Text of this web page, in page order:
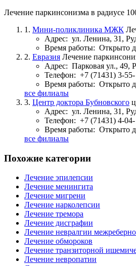
Лечение паркинсонизма в радиусе
1. Мини-поликлиника МЖК
Адрес: ул. Ленина, 31,
Время работы: Открыто
2. Евразия Лечение
Адрес: Парковая ул., 49,
Телефон: +7 (71431) 3-55-
Время работы: Открыто
все филиалы
3. Центр доктора Бубновского
Адрес: ул. Ленина, 31,
Телефон: +7 (71431) 4-04-
Время работы: Открыто
все филиалы
Похожие категории
Лечение эпилепсии
Лечение менингита
Лечение мигрени
Лечение нарколепсии
Лечение тремора
Лечение дисграфии
Лечение невралгии
Лечение обмороков
Лечение транзиторной
Лечение невропатии